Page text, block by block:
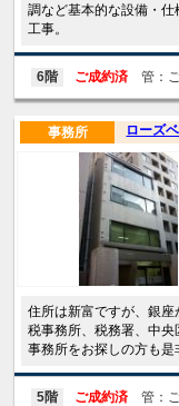
調など基本的な設備・
工事。
6階 ご成約済 管：ご
ローズ
事務所
住所は新富ですが、銀
税事務所、税務署、中
事務所をお探しの方も是
5階 ご成約済 管：ご